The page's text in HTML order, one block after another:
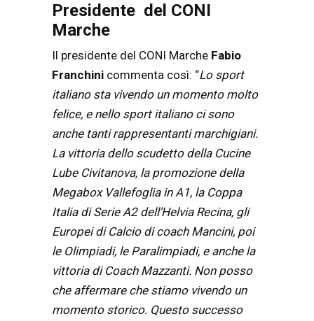
Presidente del CONI
Marche
Il presidente del CONI Marche Fabio
Franchini commenta così: “Lo sport
italiano sta vivendo un momento molto
felice, e nello sport italiano ci sono
anche tanti rappresentanti marchigiani.
La vittoria dello scudetto della Cucine
Lube Civitanova, la promozione della
Megabox Vallefoglia in A1, la Coppa
Italia di Serie A2 dell’Helvia Recina, gli
Europei di Calcio di coach Mancini, poi
le Olimpiadi, le Paralimpiadi, e anche la
vittoria di Coach Mazzanti. Non posso
che affermare che stiamo vivendo un
momento storico. Questo successo